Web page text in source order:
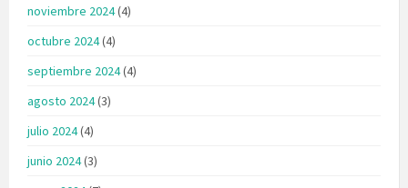
noviembre 2024(4)
octubre 2024(4)
septiembre 2024(4)
agosto 2024(3)
julio 2024(4)
junio 2024(3)